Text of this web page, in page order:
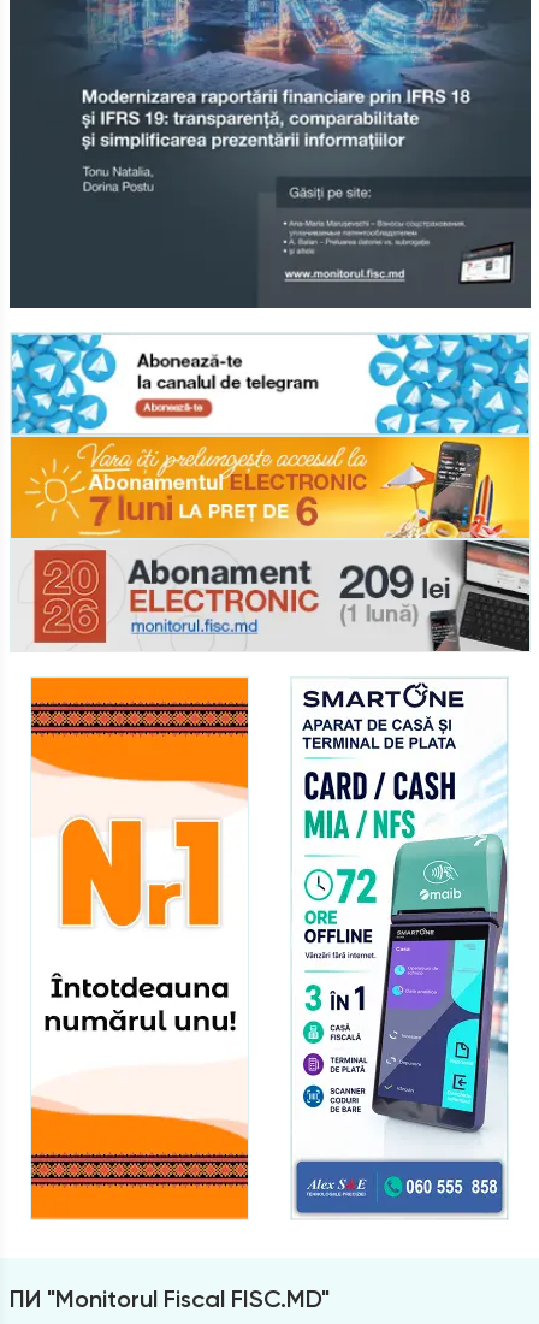
ПИ "Monitorul Fiscal FISC.MD"